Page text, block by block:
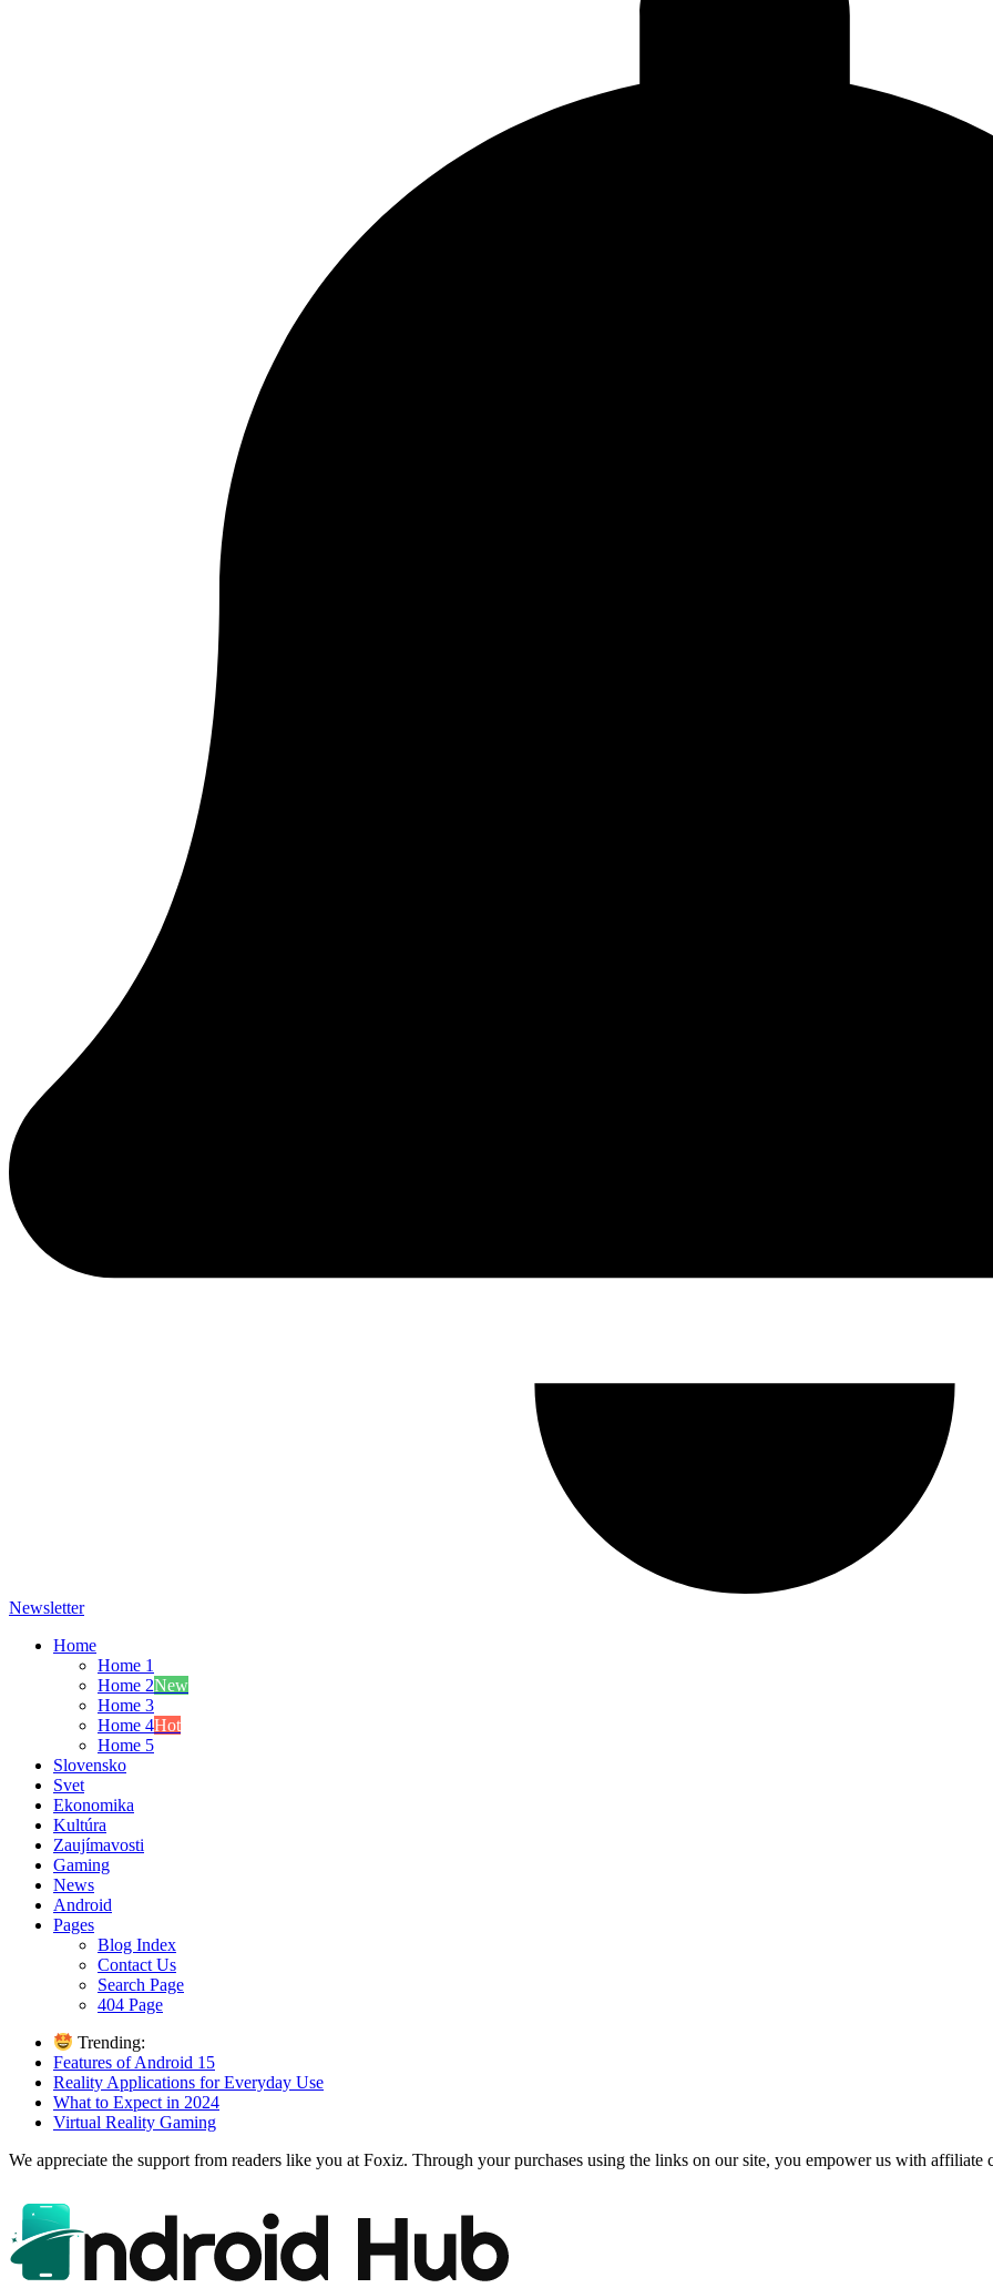
Newsletter
Home
Home 1
Home 2New
Home 3
Home 4Hot
Home 5
Slovensko
Svet
Ekonomika
Kultúra
Zaujímavosti
Gaming
News
Android
Pages
Blog Index
Contact Us
Search Page
404 Page
Trending:
Features of Android 15
Reality Applications for Everyday Use
What to Expect in 2024
Virtual Reality Gaming
We appreciate the support from readers like you at Foxiz. Through your purchases using the links on our site, you empower us with affiliate